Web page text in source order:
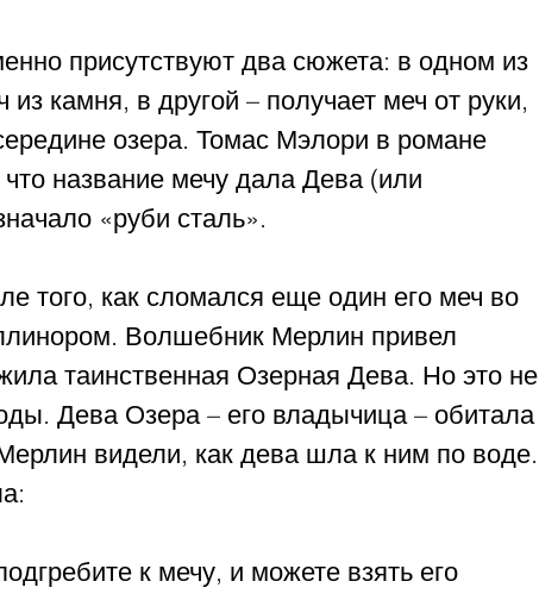
присутствуют два сюжета: в одном из
камня, в другой – получает меч от руки,
озера. Томас Мэлори в романе
название мечу дала Дева (или
«руби сталь».
того, как сломался еще один его меч во
Волшебник Мерлин привел
таинственная Озерная Дева. Но это не
Дева Озера – его владычица – обитала
видели, как дева шла к ним по воде.
к мечу, и можете взять его